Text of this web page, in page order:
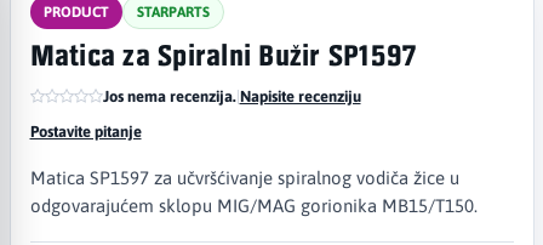
PRODUCT STARPARTS
Matica za Spiralni Bužir SP1597
Jos nema recenzija.|Napisite recenziju
Postavite pitanje
Matica SP1597 za učvršćivanje spiralnog vodiča žice u
odgovarajućem sklopu MIG/MAG gorionika MB15/T150.